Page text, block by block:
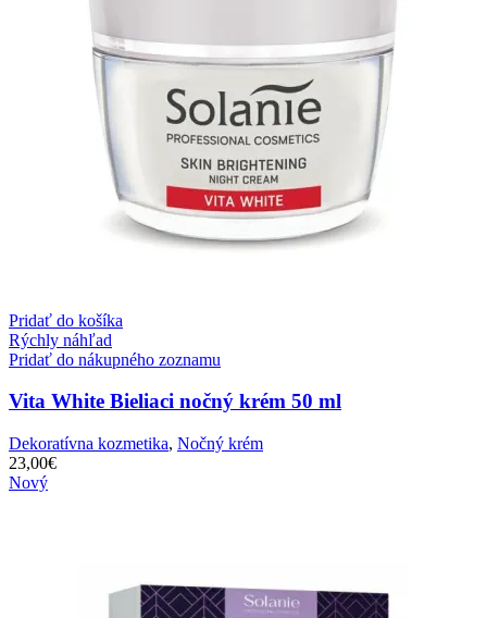
Pridať do košíka
Rýchly náhľad
Pridať do nákupného zoznamu
Vita White Bieliaci nočný krém 50 ml
Dekoratívna kozmetika, Nočný krém
23,00€
Nový